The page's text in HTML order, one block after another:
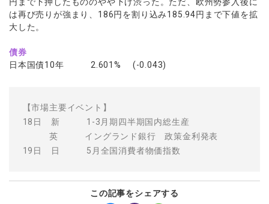
は再び売りが強まり、186円を割り込み185.94円まで下値を拡
大した。
債券
日本国債10年 2.601% (-0.043)
【市場主要イベント】
18日 新 1-3月期四半期国内総生産
英 イングランド銀行 政策金利発表
19日 日 5月全国消費者物価指数
この記事をシェアする